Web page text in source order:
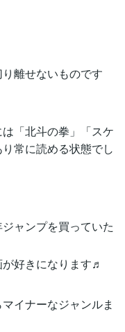
離せないものです
「北斗の拳」「スケ
常に読める状態でし
ャンプを買っていた
好きになります♬
イナーなジャンルま